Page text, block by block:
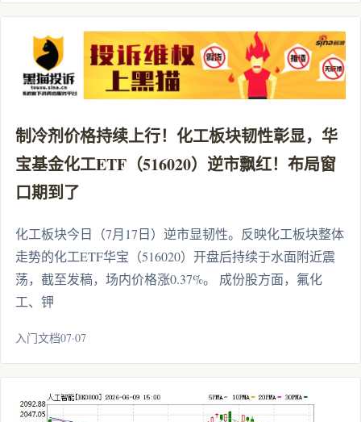
制冷剂价格持续上行！化工板块韧性彰显，华
宝基金化工ETF（516020）逆市飘红！布局窗
口期到了
化工板块今日（7月17日）逆市显韧性。反映化工板块整体
走势的化工ETF华宝（516020）开盘后持续于水面附近震
荡，截至发稿，场内价格涨0.37%。 成份股方面，氟化
工、钾
入门文档07·07